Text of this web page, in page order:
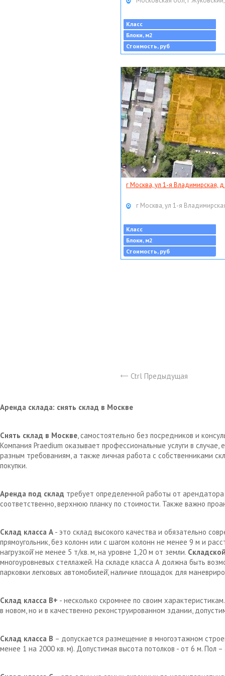
Класс
Блоки, м2
Стоимость, руб
г Москва, ул 1-я Владимирская, д
г Москва, ул 1-я
Класс
Блоки, м2
Стоимость, руб
Ctrl Предыдущая
Аренда склада: снять склад в Москве
Снять склад в Москве, самостоятельно без посредников и
Компания Praedium оказывает профессиональные услуги в
разным требованиям, а также личная работа с собственниками
покупки.
Аренда под склад требует определенной работы от
соответственно, верхнюю планку по стоимости. Также важно
Склад класса А - это склад высокого качества и обязательно
прямоугольник, без колонн или с шагом колонн не менее 9 м и
нагрузкой̆ не менее 5 т/кв. м, на уровне 1,20 м от земли.
многоуровневых стеллажей. На складе класса А должна быть
парковки легковых автомобилей̆, наличие площадок для
Склад класса В+ - несколько скромнее по своим
в новом, но и в качественно реконструированном здании,
Склад класса В – допускается размещение в многоэтажном
менее 1 на 2000 кв. м). Допустимая высота потолков - от 6 м. Пол